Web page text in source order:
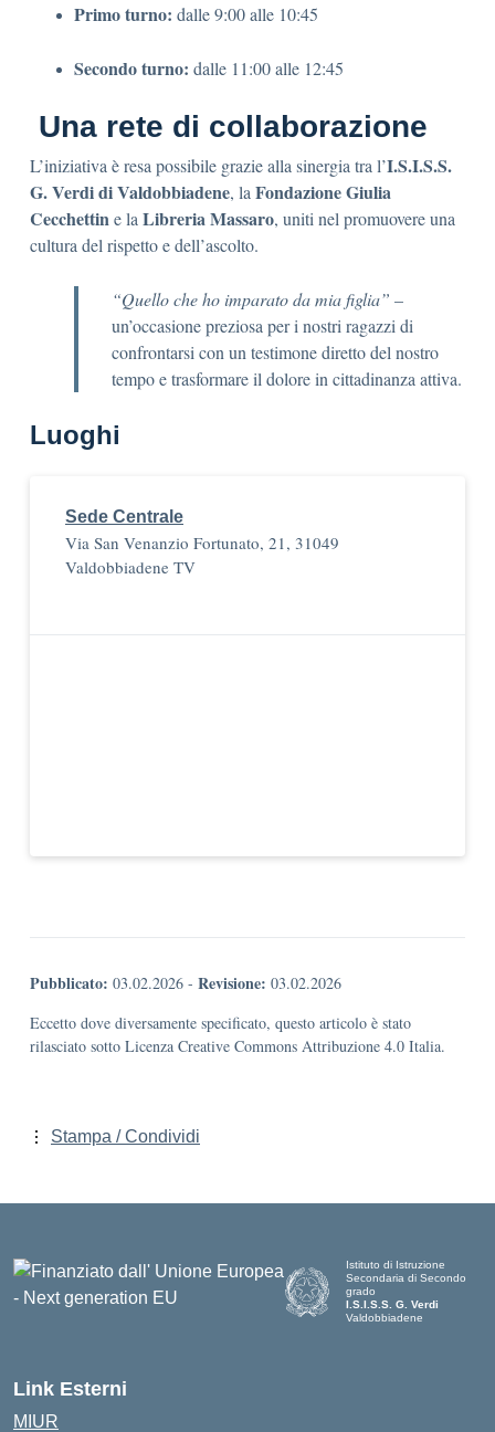
Primo turno: dalle 9:00 alle 10:45
Secondo turno: dalle 11:00 alle 12:45
Una rete di collaborazione
L’iniziativa è resa possibile grazie alla sinergia tra l’I.S.I.S.S.
G. Verdi di Valdobbiadene, la Fondazione Giulia
Cecchettine la Libreria Massaro, uniti nel promuovere una
cultura del rispetto e dell’ascolto.
“Quello che ho imparato da mia figlia” –
un’occasione preziosa per i nostri ragazzi di
confrontarsi con un testimone diretto del nostro
tempo e trasformare il dolore in cittadinanza attiva.
Luoghi
Sede Centrale
Via San Venanzio Fortunato, 21, 31049
Valdobbiadene TV
Pubblicato: 03.02.2026 - Revisione: 03.02.2026
Eccetto dove diversamente specificato, questo articolo è stato
rilasciato sotto Licenza Creative Commons Attribuzione 4.0 Italia.
Stampa / Condividi
Istituto di Istruzione
Secondaria di Secondo
grado
I.S.I.S.S. G. Verdi
Valdobbiadene
Link Esterni
MIUR